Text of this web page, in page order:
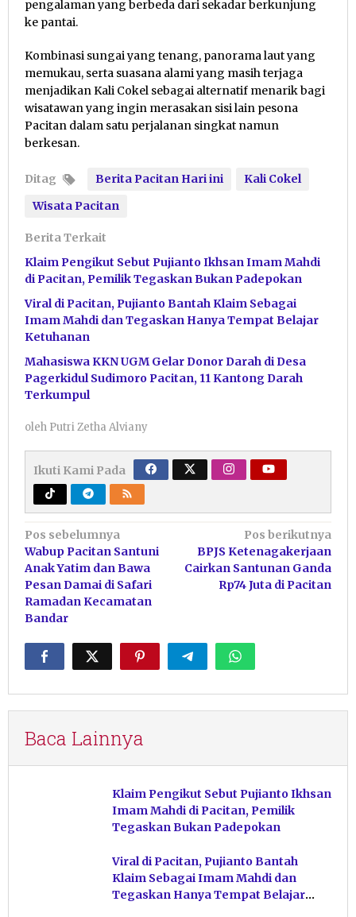
pengalaman yang berbeda dari sekadar berkunjung
ke pantai.
Kombinasi sungai yang tenang, panorama laut yang
memukau, serta suasana alami yang masih terjaga
menjadikan Kali Cokel sebagai alternatif menarik bagi
wisatawan yang ingin merasakan sisi lain pesona
Pacitan dalam satu perjalanan singkat namun
berkesan.
Ditag Berita Pacitan Hari ini
Kali Cokel
Wisata Pacitan
Berita Terkait
Klaim Pengikut Sebut Pujianto Ikhsan Imam Mahdi
di Pacitan, Pemilik Tegaskan Bukan Padepokan
Viral di Pacitan, Pujianto Bantah Klaim Sebagai
Imam Mahdi dan Tegaskan Hanya Tempat Belajar
Ketuhanan
Mahasiswa KKN UGM Gelar Donor Darah di Desa
Pagerkidul Sudimoro Pacitan, 11 Kantong Darah
Terkumpul
oleh Putri Zetha Alviany
Ikuti Kami Pada
Navigasi
pos
Pos sebelumnya
Wabup Pacitan Santuni
Anak Yatim dan Bawa
Pesan Damai di Safari
Ramadan Kecamatan
Bandar
Pos berikutnya
BPJS Ketenagakerjaan
Cairkan Santunan Ganda
Rp74 Juta di Pacitan
Baca Lainnya
Klaim Pengikut Sebut Pujianto Ikhsan
Imam Mahdi di Pacitan, Pemilik
Tegaskan Bukan Padepokan
Viral di Pacitan, Pujianto Bantah
Klaim Sebagai Imam Mahdi dan
Tegaskan Hanya Tempat Belajar